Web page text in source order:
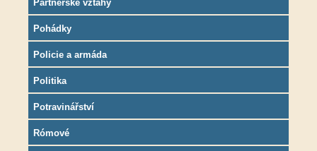
Partnerské vztahy
Pohádky
Policie a armáda
Politika
Potravinářství
Rómové